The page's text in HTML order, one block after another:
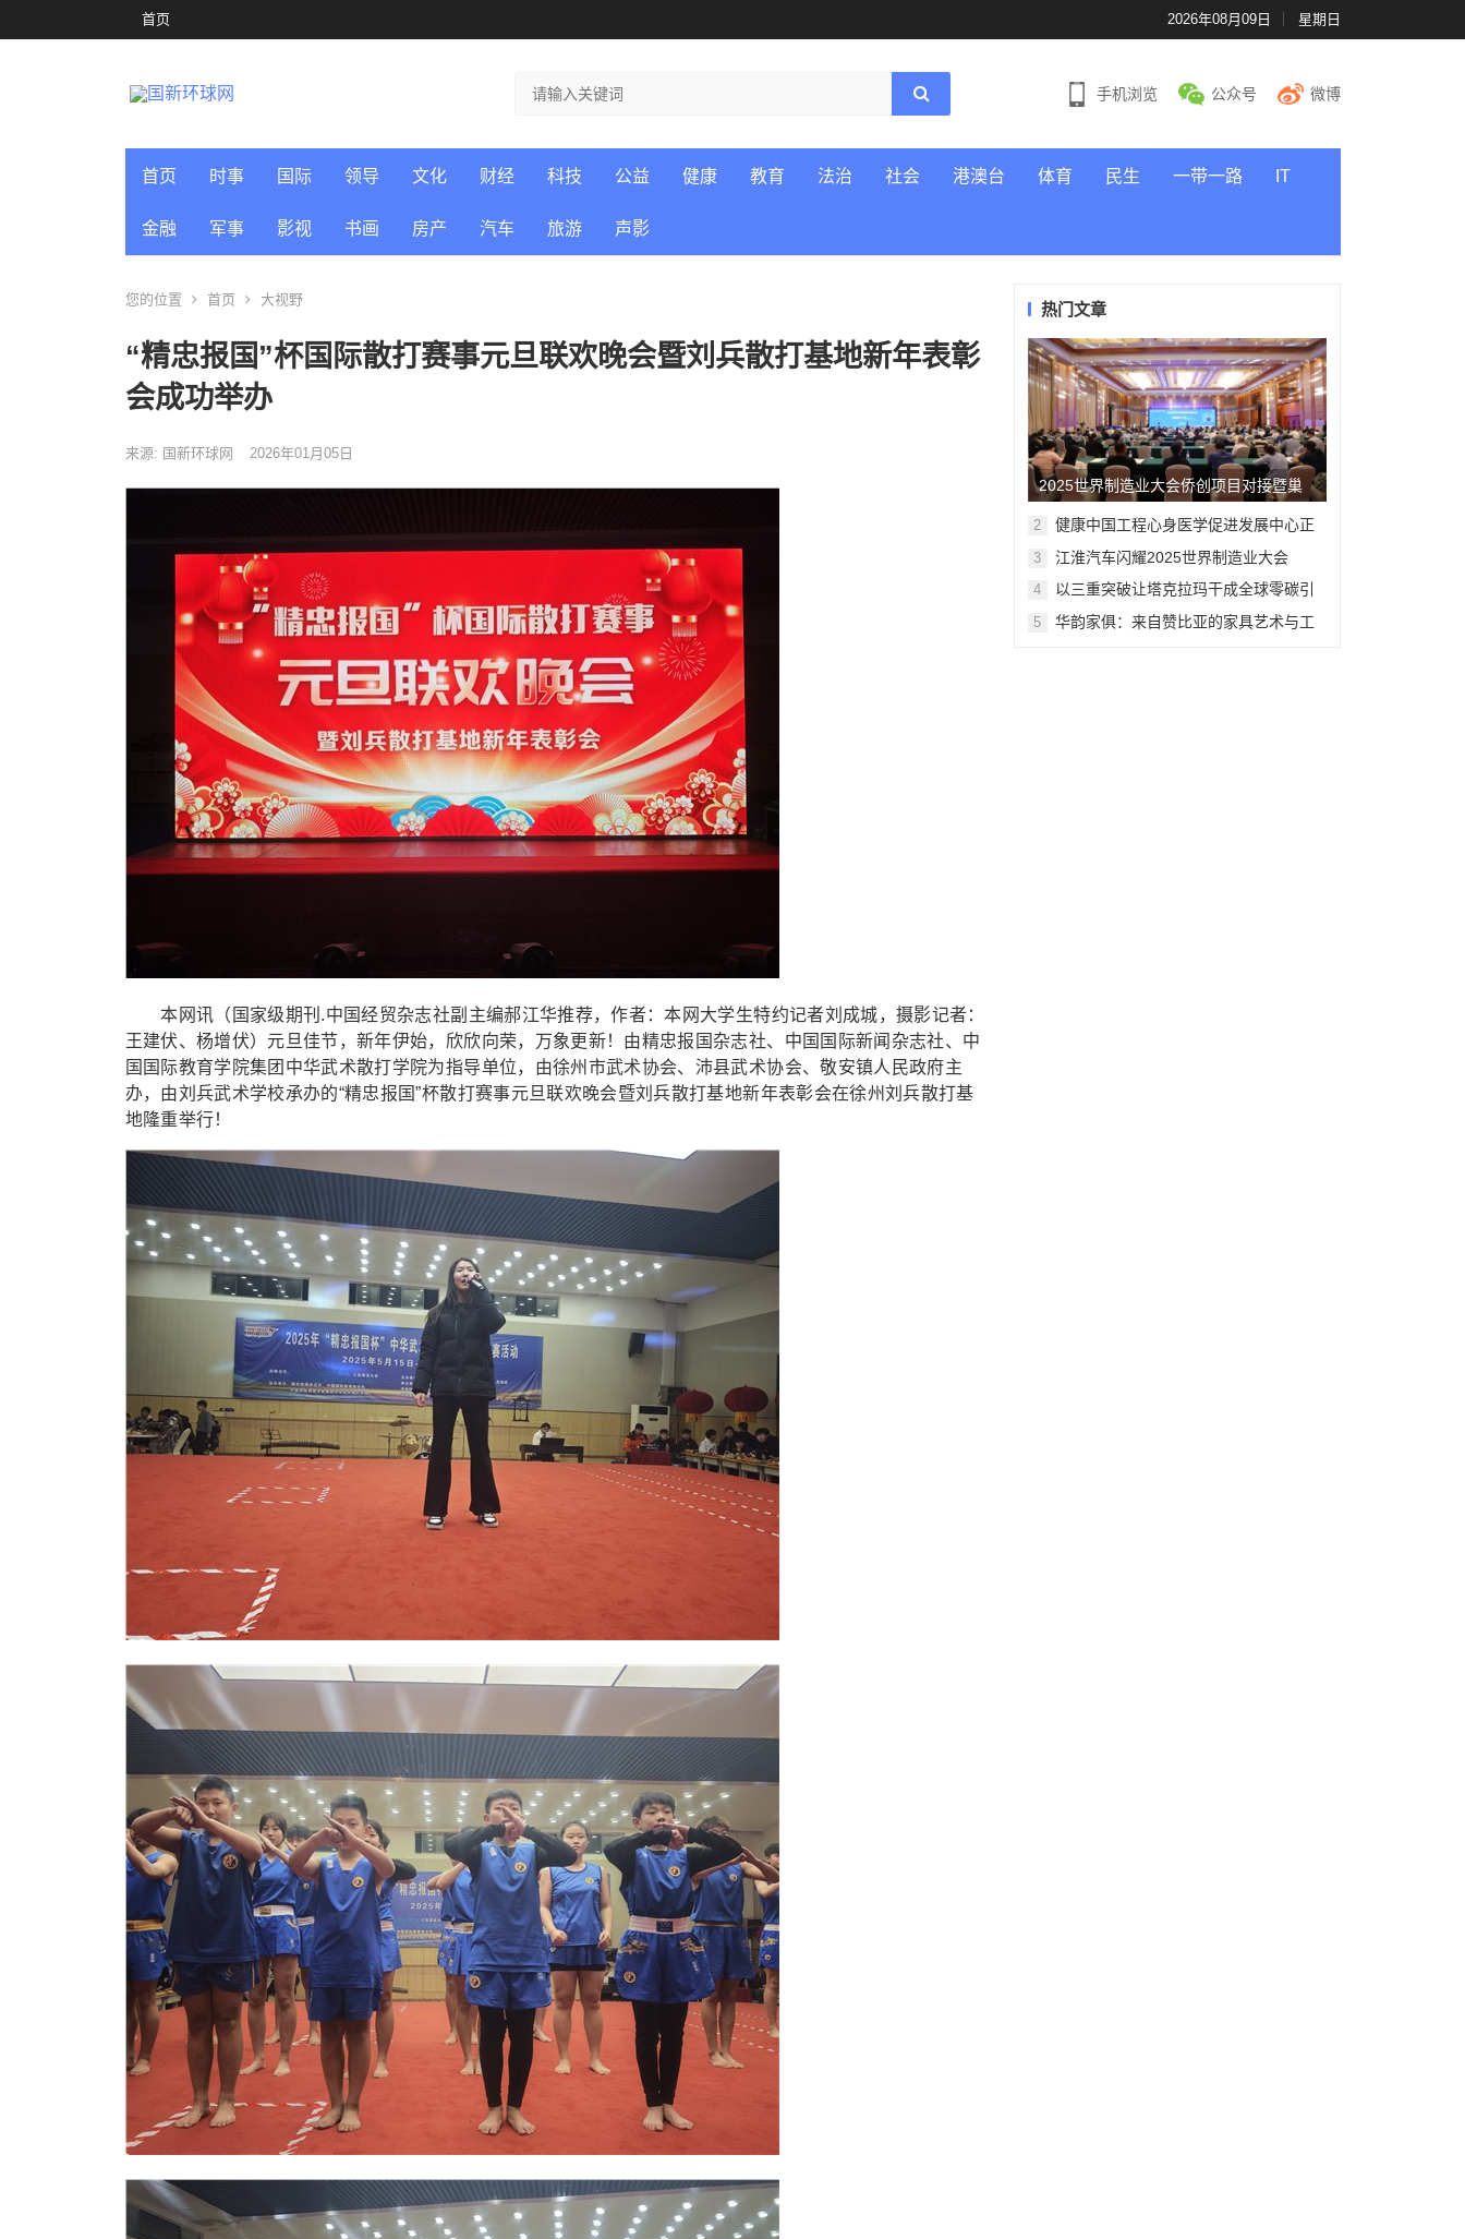
首页 2026年08月09日 星期日
手机浏览 公众号 微博
首页 时事 国际 领导 文化 财经 科技 公益 健康 教育 法治 社会 港澳台 体育 民生 一带一路 IT
金融 军事 影视 书画 房产 汽车 旅游 声影
您的位置 首页 大视野
“精忠报国”杯国际散打赛事元旦联欢晚会暨刘兵散打基地新年表彰
会成功举办
来源: 国新环球网 2026年01月05日
本网讯（国家级期刊.中国经贸杂志社副主编郝江华推荐，作者：本网大学生特约记者刘成城，摄影记者：
王建伏、杨增伏）元旦佳节，新年伊始，欣欣向荣，万象更新！由精忠报国杂志社、中国国际新闻杂志社、中
国国际教育学院集团中华武术散打学院为指导单位，由徐州市武术协会、沛县武术协会、敬安镇人民政府主
办，由刘兵武术学校承办的“精忠报国”杯散打赛事元旦联欢晚会暨刘兵散打基地新年表彰会在徐州刘兵散打基
地隆重举行！
热门文章
2025世界制造业大会侨创项目对接暨巢
湖侨创会在合肥举行
2
健康中国工程心身医学促进发展中心正
3 江淮汽车闪耀2025世界制造业大会
4
以三重突破让塔克拉玛干成全球零碳引
案
5
华韵家俱：来自赞比亚的家具艺术与工